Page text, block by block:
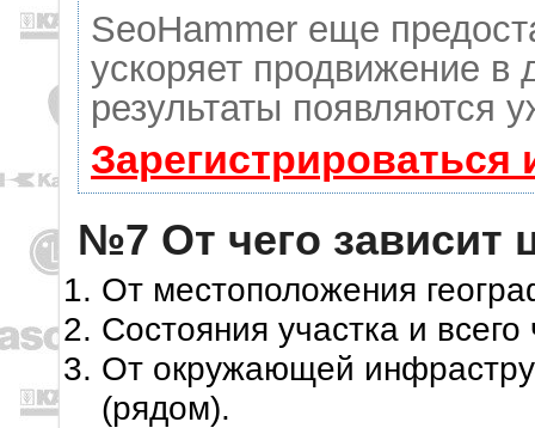
SeoHammer еще
ускоряет продвижение в
результаты появляются
№7 От чего зависит
От местоположения
Состояния участка и
От окружающей
(рядом).